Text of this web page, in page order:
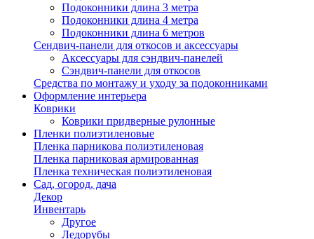
Подоконники длина 3 метра
Подоконники длина 4 метра
Подоконники длина 6 метров
Сендвич-панели для откосов и аксессуары
Аксессуары для сэндвич-панелей
Сэндвич-панели для откосов
Средства по монтажу и уходу за подоконниками
Оформление интерьера
Коврики
Коврики придверные рулонные
Пленки полиэтиленовые
Пленка парникова полиэтиленовая
Пленка парниковая армированная
Пленка техническая полиэтиленовая
Сад, огород, дача
Декор
Инвентарь
Другое
Ледорубы